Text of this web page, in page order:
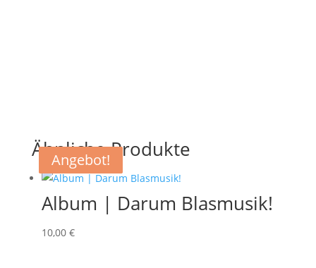
Ähnliche Produkte
Angebot!
Album | Darum Blasmusik!
10,00 €
Angebot!
Angebot!